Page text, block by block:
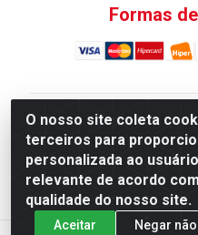
O nosso site coleta
terceiros para
personalizada ao
relevante de acordo
qualidade do nosso site.
Aceitar Negar
Formas
Atacadao da Limpeza F.
Distribuicao LTDA -
Industrial (Taguatinga),
CNPJ